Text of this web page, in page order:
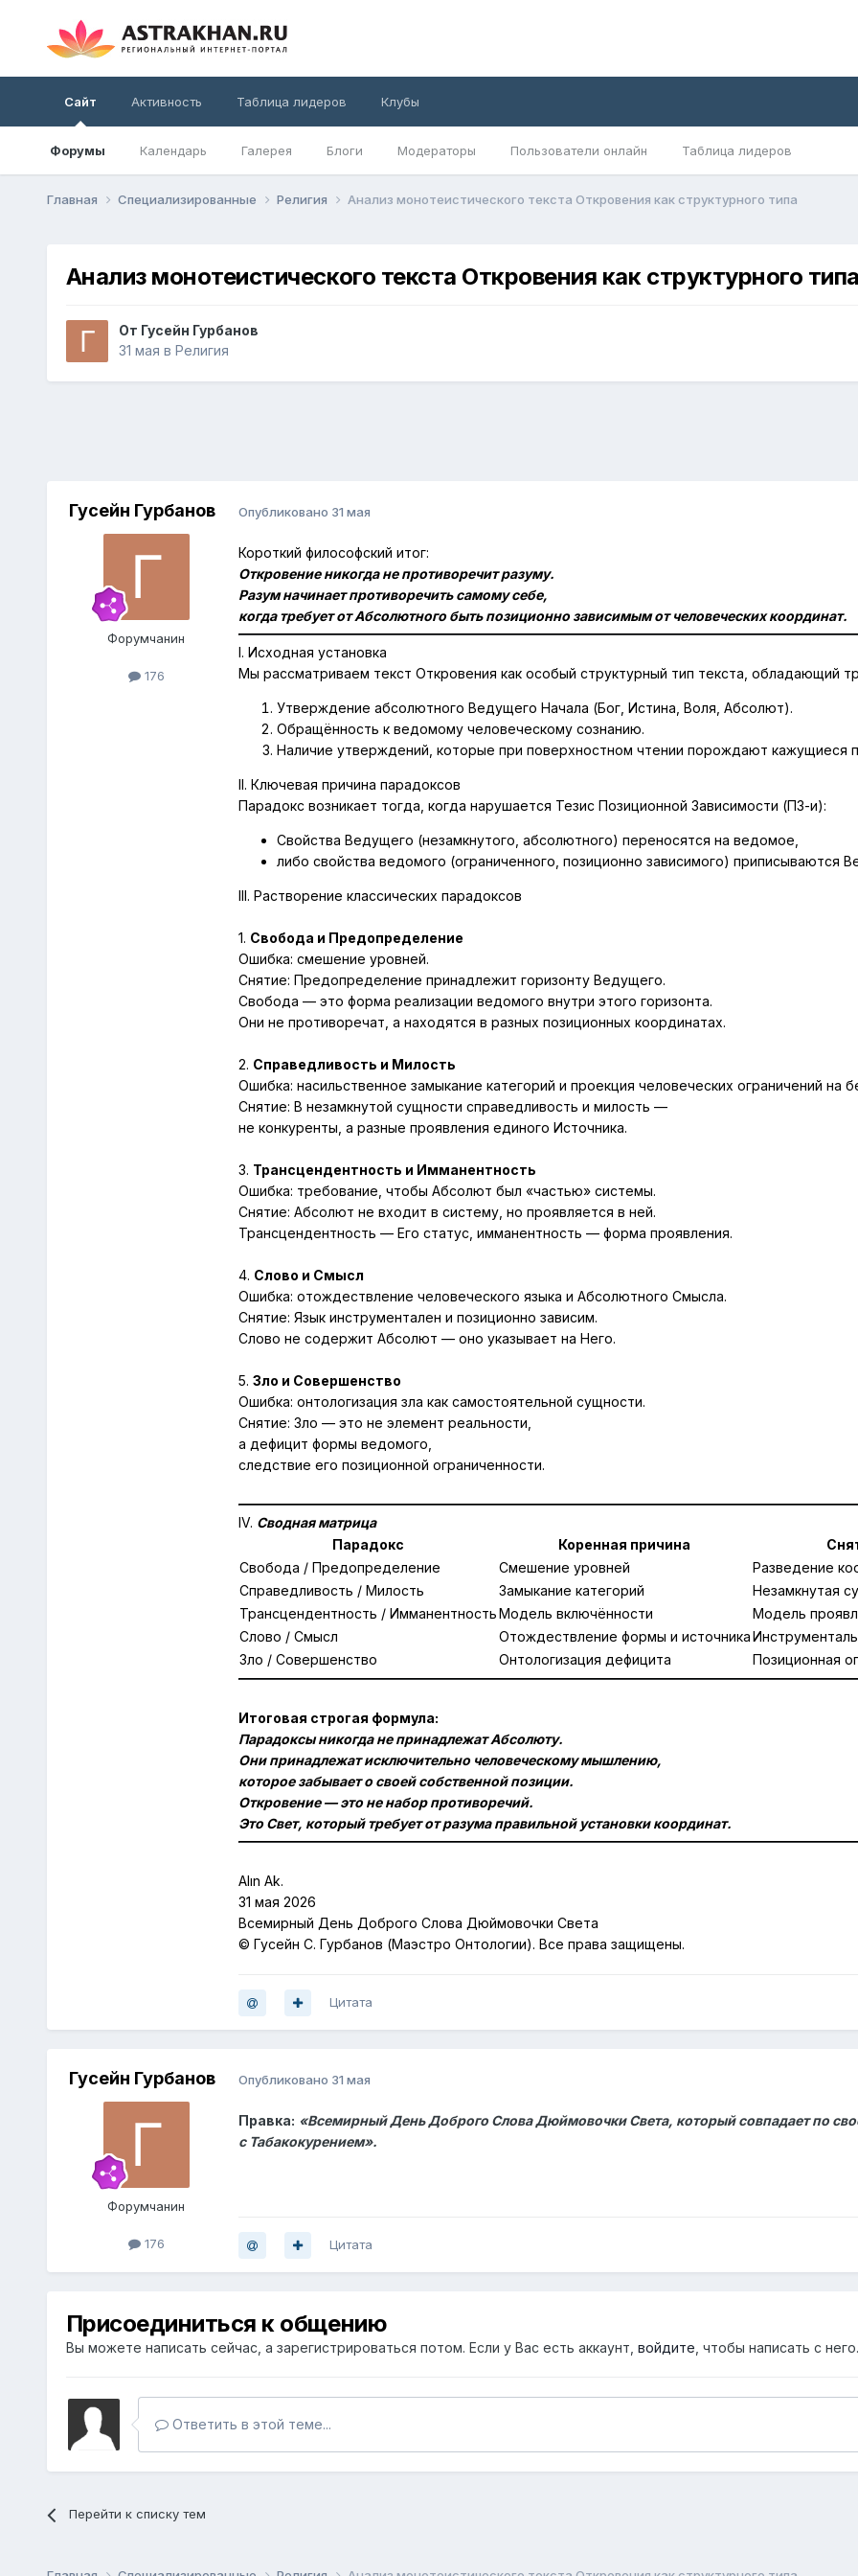
Сайт
Форумы Календарь Галерея Блоги Модераторы Пользователи онлайн Таблица лидеров
Активность Таблица лидеров Клубы
Главная Специализированные Религия Анализ монотеистического текста Откровения как структурного типа
Анализ монотеистического текста Откровения как структурного типа
От Гусейн Гурбанов
31 мая в Религия
Гусейн Гурбанов
Форумчанин
176
Опубликовано 31 мая
Короткий философский итог:
Откровение никогда не противоречит разуму.
Разум начинает противоречить самому себе,
когда требует от Абсолютного быть позиционно зависимым от человеческих координат.
I. Исходная установка
Мы рассматриваем текст Откровения как особый структурный тип текста, обладающий
Утверждение абсолютного Ведущего Начала (Бог, Истина, Воля, Абсолют).
Обращённость к ведомому человеческому сознанию.
Наличие утверждений, которые при поверхностном чтении порождают кажущиеся
II. Ключевая причина парадоксов
Парадокс возникает тогда, когда нарушается Тезис Позиционной Зависимости (ПЗ-и):
Свойства Ведущего (незамкнутого, абсолютного) переносятся на ведомое,
либо свойства ведомого (ограниченного, позиционно зависимого) приписываются
III. Растворение классических парадоксов
1. Свобода и Предопределение
Ошибка: смешение уровней.
Снятие: Предопределение принадлежит горизонту Ведущего.
Свобода — это форма реализации ведомого внутри этого горизонта.
Они не противоречат, а находятся в разных позиционных координатах.
2. Справедливость и Милость
Ошибка: насильственное замыкание категорий и проекция человеческих ограничений на
Снятие: В незамкнутой сущности справедливость и милость —
не конкуренты, а разные проявления единого Источника.
3. Трансцендентность и Имманентность
Ошибка: требование, чтобы Абсолют был «частью» системы.
Снятие: Абсолют не входит в систему, но проявляется в ней.
Трансцендентность — Его статус, имманентность — форма проявления.
4. Слово и Смысл
Ошибка: отождествление человеческого языка и Абсолютного Смысла.
Снятие: Язык инструментален и позиционно зависим.
Слово не содержит Абсолют — оно указывает на Него.
5. Зло и Совершенство
Ошибка: онтологизация зла как самостоятельной сущности.
Снятие: Зло — это не элемент реальности,
а дефицит формы ведомого,
следствие его позиционной ограниченности.
IV. Сводная матрица
Парадокс
Коренная причина
Свобода / Предопределение
Смешение уровней
Разведение
Справедливость / Милость
Замыкание категорий
Незамкнутая
Трансцендентность / ИмманентностьМодель включённости
Модель
Слово / Смысл
Отождествление формы и источника
Зло / Совершенство
Онтологизация дефицита Позиционная
Итоговая строгая формула:
Парадоксы никогда не принадлежат Абсолюту.
Они принадлежат исключительно человеческому мышлению,
которое забывает о своей собственной позиции.
Откровение — это не набор противоречий.
Это Свет, который требует от разумаправильной установки координат.
Alın Ak.
31 мая 2026
Всемирный День Доброго Слова Дюймовочки Света
© Гусейн С. Гурбанов (Маэстро Онтологии). Все права защищены.
Цитата
Гусейн Гурбанов
Форумчанин
176
Опубликовано 31 мая
Правка: «Всемирный День Доброго Слова Дюймовочки Света, который совпадает по
с Табакокурением».
Цитата
Присоединиться к общению
Вы можете написать сейчас, а зарегистрироваться потом. Если у Вас есть аккаунт, войдите , чтобы написать с него.
Ответить в этой теме...
Перейти к списку тем